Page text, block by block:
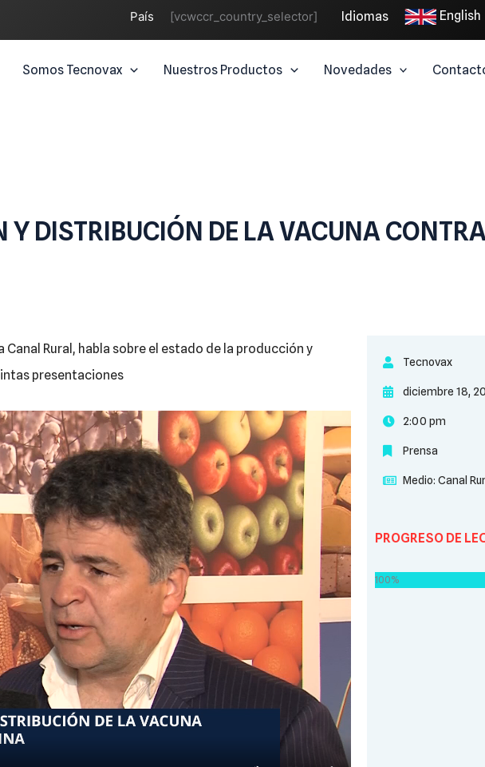
País [vcwccr_country_selector] Idiomas English
Somos Tecnovax Nuestros Productos Novedades
Y DISTRIBUCIÓN DE LA VACUNA
Canal Rural, habla sobre el estado de la producción y
presentaciones
Tecnovax
diciembre 18,
2:00 pm
Prensa
Medio:Canal
PROGRESO DE
100%